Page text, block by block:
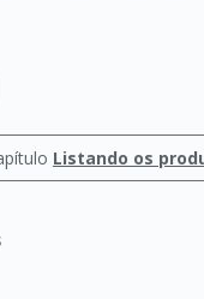
Listando os